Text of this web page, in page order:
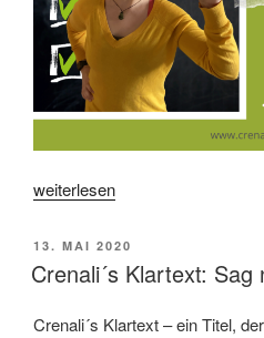
„FaserGeflüster
1
–
weiterlesen
VERÖFFENTLICHT
AM
13. MAI 2020
Crenali´s Klartext: Sag
Crenali´s Klartext – ein Titel,